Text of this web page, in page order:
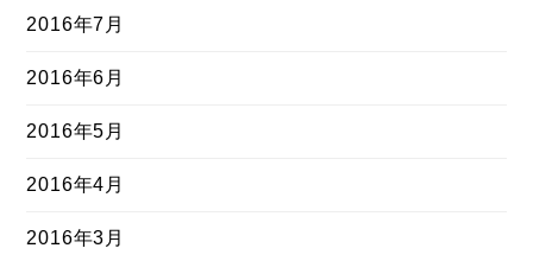
2016年7月
2016年6月
2016年5月
2016年4月
2016年3月